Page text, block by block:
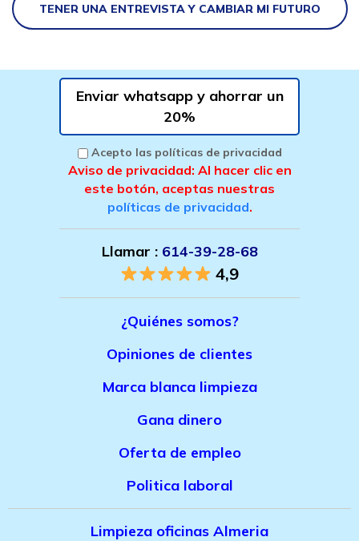
TENER UNA ENTREVISTA Y CAMBIAR MI FUTURO
Enviar whatsapp y ahorrar un
20%
Acepto las políticas de privacidad
Aviso de privacidad: Al hacer clic en
este botón, aceptas nuestras
políticas de privacidad.
Llamar : 614-39-28-68
4,9
¿Quiénes somos?
Opiniones de clientes
Marca blanca limpieza
Gana dinero
Oferta de empleo
Politica laboral
Limpieza oficinas Almeria